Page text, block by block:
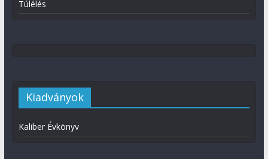
Túlélés
Kiadványok
Kaliber Évkönyv